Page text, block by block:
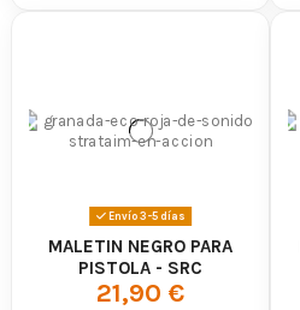
Envío 3-5 días
MALETIN NEGRO PARA
PISTOLA - SRC
21,90 €